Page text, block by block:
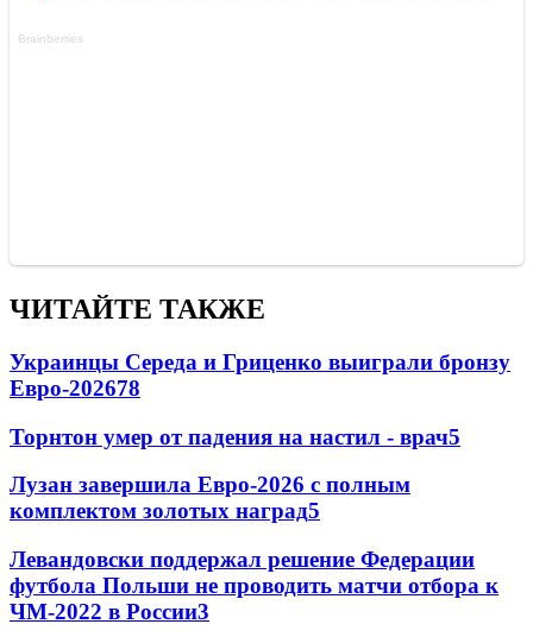
ЧИТАЙТЕ ТАКЖЕ
Украинцы Середа и Гриценко выиграли бронзу
Евро-202678
Торнтон умер от падения на настил - врач5
Лузан завершила Евро-2026 с полным
комплектом золотых наград5
Левандовски поддержал решение Федерации
футбола Польши не проводить матчи отбора к
ЧМ-2022 в России3